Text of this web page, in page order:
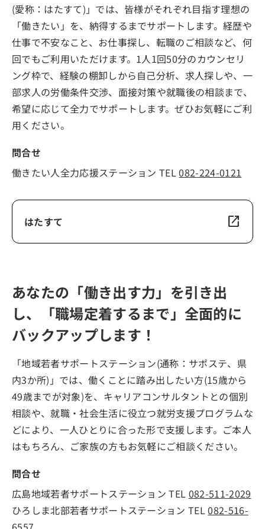
(愛称：はたすて)」では、皆様がそれぞれ目指す理想の
「働きたい」を、納得するまでサポートします。経歴や
仕事で不安なこと、お仕事探し、転職のご相談など、何
回でもご利用いただけます。1人1回50分のカウンセリ
ング枠で、経験の棚卸しから自己分析、求人探しや、一
部求人の労働条件交渉、面接対策や就職後の相談まで、
希望に応じて全力でサポートします。ぜひお気軽にご利
用ください。
問合せ
働きたい人全力応援ステーション TEL082-224-0121
はたすて open_in_new
あなたの「働き出す力」を引き出
し、「職場定着するまで」全面的に
バックアップします！
「地域若者サポートステーション(通称：サポステ、県
内3か所)」では、働くことに踏み出したい方(15歳から
49歳までが対象)を、キャリアコンサルタントとの個別
相談や、就職・社会生活に役立つ就労支援プログラムな
どにより、一人ひとりに合った形で支援します。ご本人
はもちろん、ご家族の方もお気軽にご相談ください。
問合せ
広島地域若者サポートステーション TEL 082-511-2029
ひろしま北部若者サポートステーション TEL082-516-